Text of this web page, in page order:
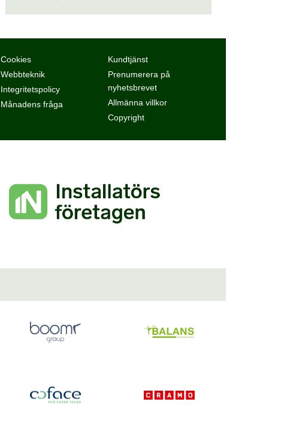
Cookies
Webbteknik
Integritetspolicy
Månadens fråga
Kundtjänst
Prenumerera på
nyhetsbrevet
Allmänna villkor
Copyright